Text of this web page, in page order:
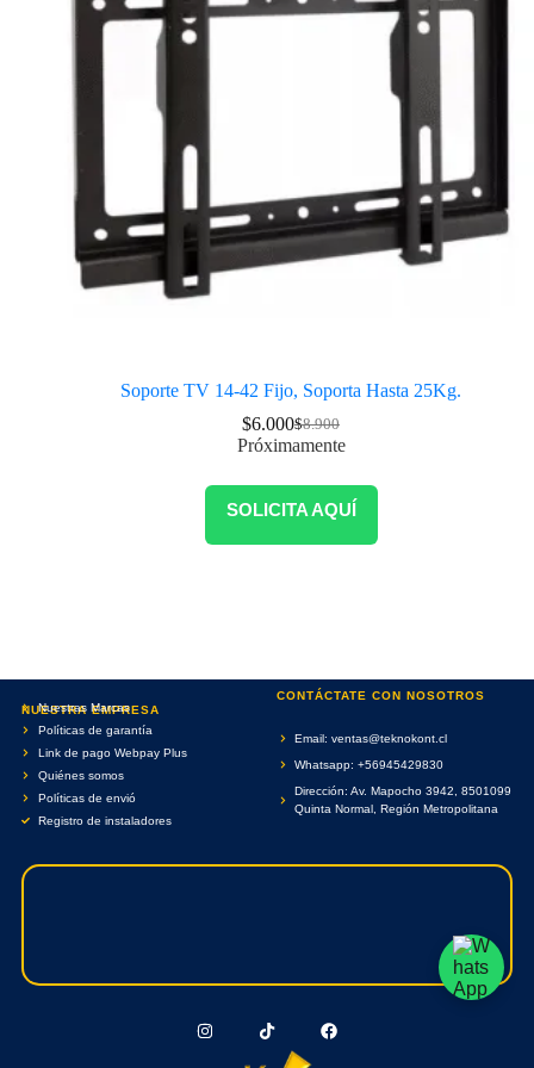
Soporte TV 14-42 Fijo, Soporta Hasta 25Kg.
$8.900
$6.000
Próximamente
SOLICITA AQUÍ
NUESTRA EMPRESA
Nuestras Marcas
Políticas de garantía
Link de pago Webpay Plus
Quiénes somos
Políticas de envió
Registro de instaladores
CONTÁCTATE CON NOSOTROS
Email: ventas@teknokont.cl
Whatsapp: +56945429830
Dirección: Av. Mapocho 3942, 8501099
Quinta Normal, Región Metropolitana